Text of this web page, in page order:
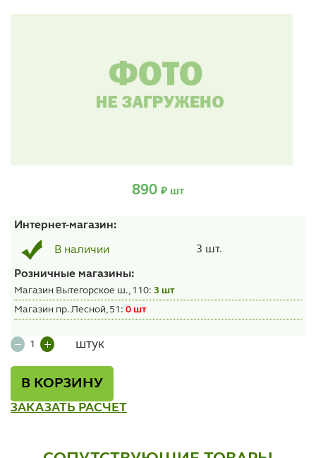
890 ₽ шт
Интернет-магазин:
В наличии 3 шт.
Розничные магазины:
Магазин Вытегорское ш., 110: 3 шт
Магазин пр. Лесной, 51: 0 шт
штук
В КОРЗИНУ
ЗАКАЗАТЬ РАСЧЕТ